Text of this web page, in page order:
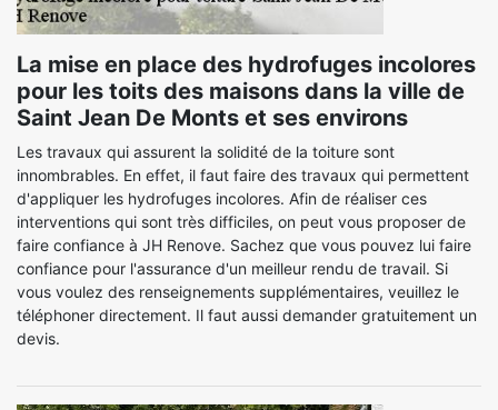
La mise en place des hydrofuges incolores
pour les toits des maisons dans la ville de
Saint Jean De Monts et ses environs
Les travaux qui assurent la solidité de la toiture sont
innombrables. En effet, il faut faire des travaux qui permettent
d'appliquer les hydrofuges incolores. Afin de réaliser ces
interventions qui sont très difficiles, on peut vous proposer de
faire confiance à JH Renove. Sachez que vous pouvez lui faire
confiance pour l'assurance d'un meilleur rendu de travail. Si
vous voulez des renseignements supplémentaires, veuillez le
téléphoner directement. Il faut aussi demander gratuitement un
devis.